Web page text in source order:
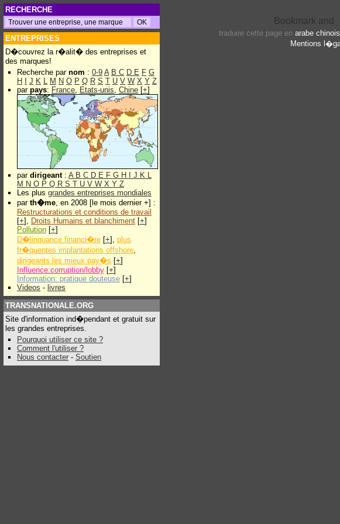
RECHERCHE
ENTREPRISES
D�couvrez la r�alit� des entreprises et
des marques!
Recherche par nom : 0-9 A B C D E F G
H
J K L M N O P Q R S T U V W X Y Z
par pays: France, Etats-unis, Chine [+]
par dirigeant: A B C D E F G H J K L
M N O P Q R S T U V W X Y Z
Les plus grandes entreprises mondiales
par th�me, en 2008 [le mois dernier +] :
Restructurations et conditions de travail
[+], Droits Humains et blanchiment [+]
Pollution [+]
D�linquance financi�re [+], plus
fr�quentes implantations offshore,
dirigeants les mieux pay�s [+]
Influence:corruption/lobby [+]
Information: pratique douteuse [+]
Videos - livres
TRANSNATIONALE.ORG
Site d'information ind�pendant et gratuit sur
les grandes entreprises.
Pourquoi utiliser ce site ?
Comment l'utiliser ?
Nous contacter - Soutien
traduire cette page en arabe chinois
Mentions